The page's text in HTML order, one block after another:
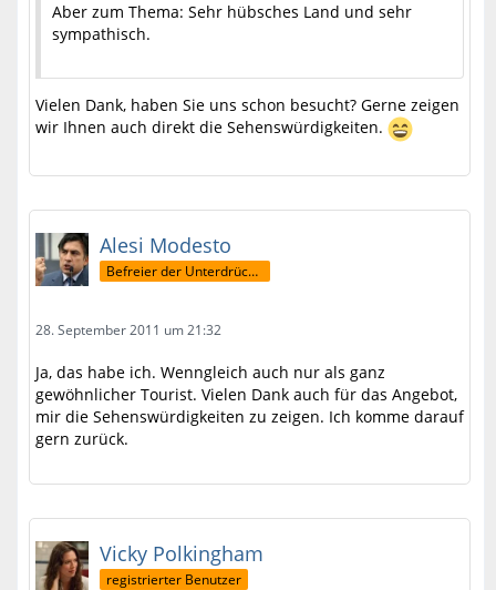
Aber zum Thema: Sehr hübsches Land und sehr
sympathisch.
Vielen Dank, haben Sie uns schon besucht? Gerne zeigen
wir Ihnen auch direkt die Sehenswürdigkeiten.
Alesi Modesto
Befreier der Unterdrückten
28. September 2011 um 21:32
Ja, das habe ich. Wenngleich auch nur als ganz
gewöhnlicher Tourist. Vielen Dank auch für das Angebot,
mir die Sehenswürdigkeiten zu zeigen. Ich komme darauf
gern zurück.
Vicky Polkingham
registrierter Benutzer